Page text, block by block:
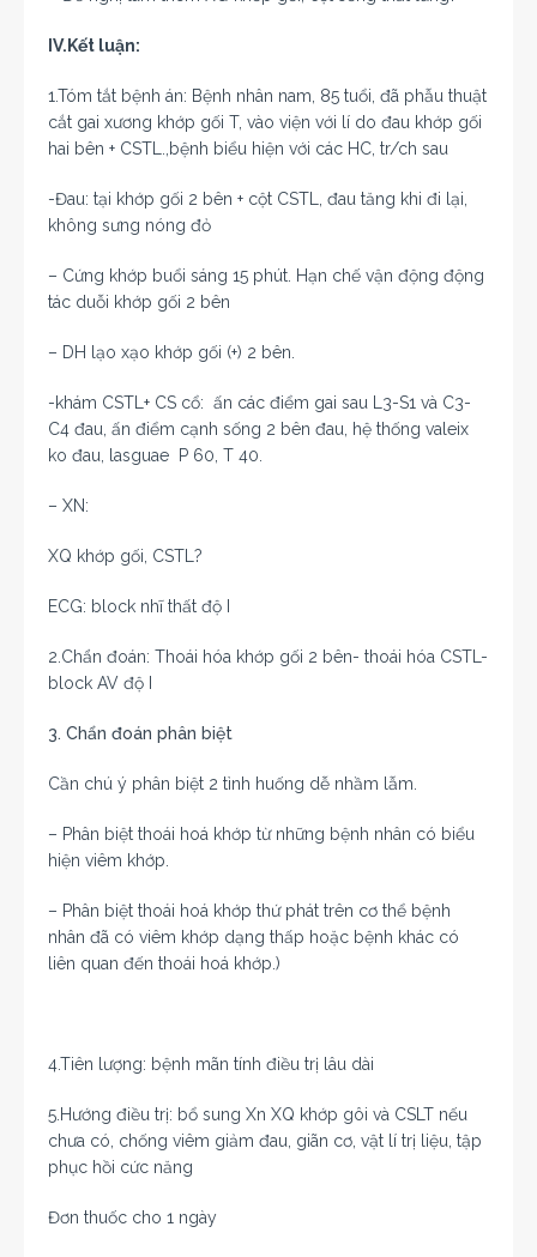
IV.Kết luận:
1.Tóm tắt bệnh án: Bệnh nhân nam, 85 tuổi, đã phẫu thuật
cắt gai xương khớp gối T, vào viện với lí do đau khớp gối
hai bên + CSTL.,bệnh biểu hiện với các HC, tr/ch sau
-Đau: tại khớp gối 2 bên + cột CSTL, đau tăng khi đi lại,
không sưng nóng đỏ
– Cứng khớp buổi sáng 15 phút. Hạn chế vận động động
tác duỗi khớp gối 2 bên
– DH lạo xạo khớp gối (+) 2 bên.
-khám CSTL+ CS cổ: ấn các điểm gai sau L3-S1 và C3-
C4 đau, ấn điểm cạnh sống 2 bên đau, hệ thống valeix
ko đau, lasguae P 60, T 40.
– XN:
XQ khớp gối, CSTL?
ECG: block nhĩ thất độ I
2.Chẩn đoán: Thoái hóa khớp gối 2 bên- thoái hóa CSTL-
block AV độ I
3. Chẩn đoán phân biệt
Cần chú ý phân biệt 2 tình huống dễ nhầm lẫm.
– Phân biệt thoái hoá khớp từ những bệnh nhân có biểu
hiện viêm khớp.
– Phân biệt thoái hoá khớp thứ phát trên cơ thể bệnh
nhân đã có viêm khớp dạng thấp hoặc bệnh khác có
liên quan đến thoái hoá khớp.)
4.Tiên lượng: bệnh mãn tính điều trị lâu dài
5.Hướng điều trị: bổ sung Xn XQ khớp gôi và CSLT nếu
chưa có, chống viêm giảm đau, giãn cơ, vật lí trị liệu, tập
phục hồi cức năng
Đơn thuốc cho 1 ngày